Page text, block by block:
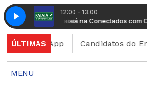
12:00 - 13:00
Paiaiá na Conectados com
ÚLTIMAS
WhatsApp Candidatos do
MENU